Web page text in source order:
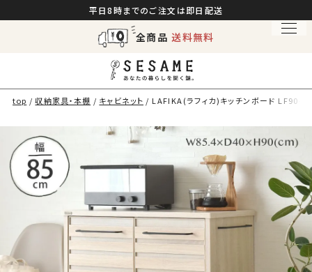
平日8時までのご注文は即日配送
全商品 送料無料
top 収納家具・本棚 キャビネット LAFIKA(ラフィカ)キッチンボード LF90-